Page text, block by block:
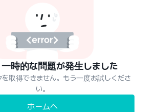
一時的な問題が発生しました
取得できません。もう一度お試しくださ
い。
ホームへ